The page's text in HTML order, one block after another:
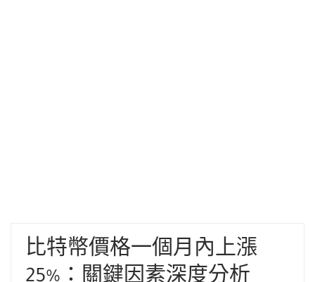
比特幣價格一個月內上漲